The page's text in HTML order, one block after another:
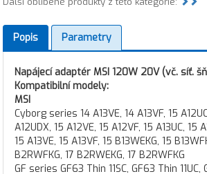
Popis Parametry
Napájecí adaptér MSI 120W 20V (vč. síť.
Kompatibilní modely:
MSI
Cyborg series 14 A13VE, 14 A13VF, 15
A12UDX, 15 A12VE, 15 A12VF, 15 A13UC, 15
15 A13VE, 15 A13VF, 15 B13WEKG, 15
B2RWFKG, 17 B2RWEKG, 17 B2RWFKG
GF series GF63 Thin 11SC, GF63 Thin 11UC,